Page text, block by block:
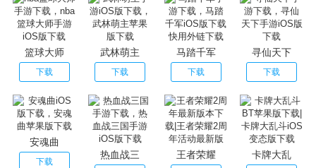
4.【浮空战斗 连击破敌】---畅爽打击 无缝连招必杀
5.【史实爵位 封侯拜将】---名垂青史 破敌建功立业
篮球大师
下载
武林萌主
下载
马踏千军
下载
寻仙天下
下载
安魂曲
下载
热血战三 王者荣耀 卡牌大乱